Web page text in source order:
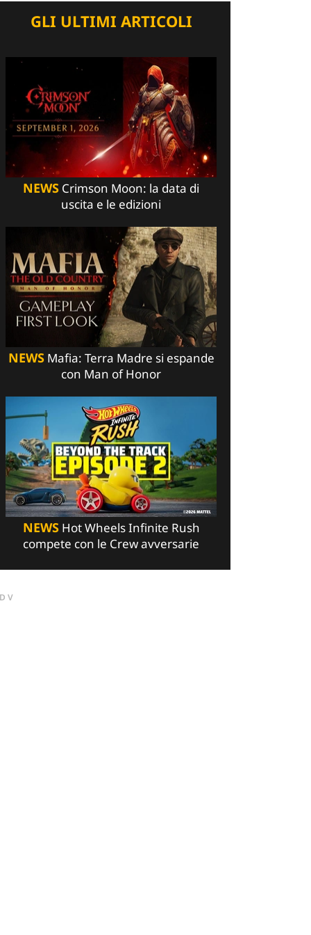
GLI ULTIMI ARTICOLI
NEWS Crimson Moon: la data di
uscita e le edizioni
NEWSMafia: Terra Madre si espande
con Man of Honor
NEWSHot Wheels Infinite Rush
compete con le Crew avversarie